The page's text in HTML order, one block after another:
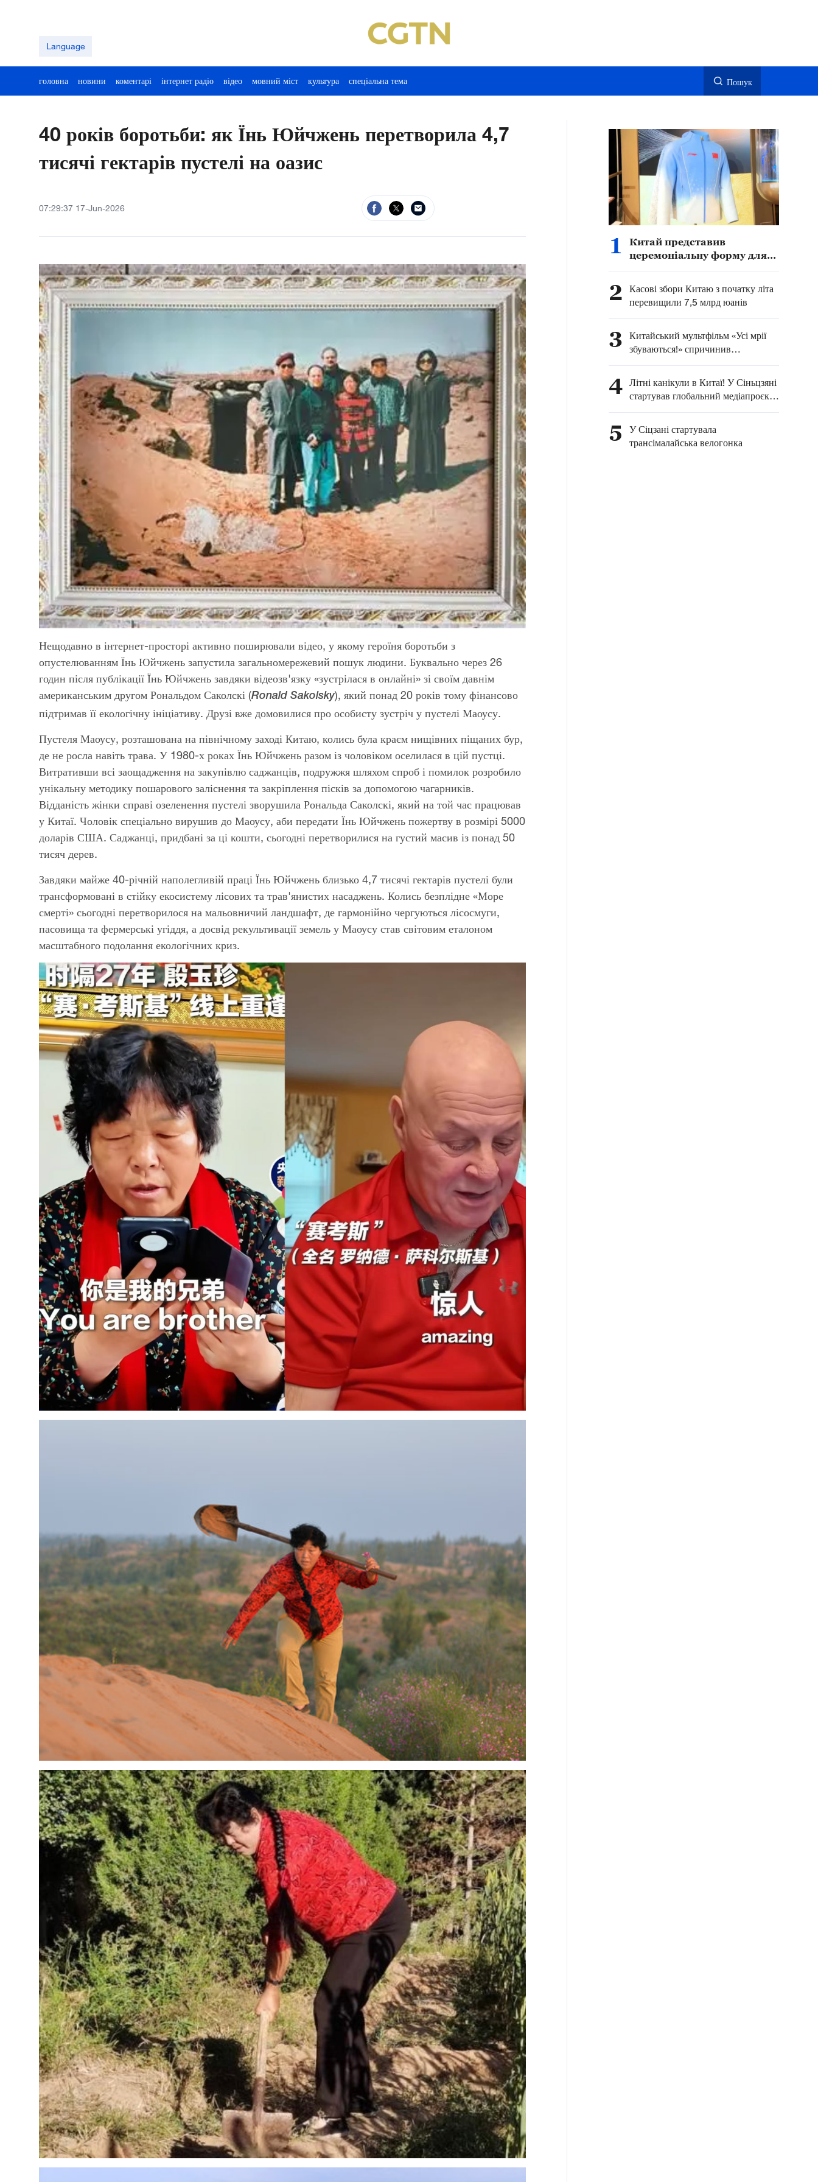
Language
головна новини коментарі інтернет радіо відео мовний міст культура спеціальна тема Пошук
40 років боротьби: як Їнь Юйчжень перетворила 4,7
тисячі гектарів пустелі на оазис
07:29:37 17-Jun-2026
Нещодавно в інтернет-просторі активно поширювали відео, у якому героїня боротьби з
опустелюванням Їнь Юйчжень запустила загальномережевий пошук людини. Буквально через 26
годин після публікації Їнь Юйчжень завдяки відеозв'язку «зустрілася в онлайні» зі своїм давнім
американським другом Рональдом Саколскі (Ronald Sakolsky), який понад 20 років тому фінансово
підтримав її екологічну ініціативу. Друзі вже домовилися про особисту зустріч у пустелі Маоусу.
Пустеля Маоусу, розташована на північному заході Китаю, колись була краєм нищівних піщаних бур,
де не росла навіть трава. У 1980-х роках Їнь Юйчжень разом із чоловіком оселилася в цій пустці.
Витративши всі заощадження на закупівлю саджанців, подружжя шляхом спроб і помилок розробило
унікальну методику пошарового заліснення та закріплення пісків за допомогою чагарників.
Відданість жінки справі озеленення пустелі зворушила Рональда Саколскі, який на той час працював
у Китаї. Чоловік спеціально вирушив до Маоусу, аби передати Їнь Юйчжень пожертву в розмірі 5000
доларів США. Саджанці, придбані за ці кошти, сьогодні перетворилися на густий масив із понад 50
тисяч дерев.
Завдяки майже 40-річній наполегливій праці Їнь Юйчжень близько 4,7 тисячі гектарів пустелі були
трансформовані в стійку екосистему лісових та трав'янистих насаджень. Колись безплідне «Море
смерті» сьогодні перетворилося на мальовничий ландшафт, де гармонійно чергуються лісосмуги,
пасовища та фермерські угіддя, а досвід рекультивації земель у Маоусу став світовим еталоном
масштабного подолання екологічних криз.
1
Китай представив
церемоніальну форму для
2 Касові збори Китаю з початку літа
перевищили 7,5 млрд юанів
3 Китайський мультфільм «Усі мрії
збуваються!» спричинив
туристичний бум у провінції
4 Літні канікули в Китаї! У Сіньцзяні
стартував глобальний медіапроєкт
«Зустрінемося у Сіньцзяні цього
блогерів
5
У Сіцзані стартувала
трансімалайська велогонка